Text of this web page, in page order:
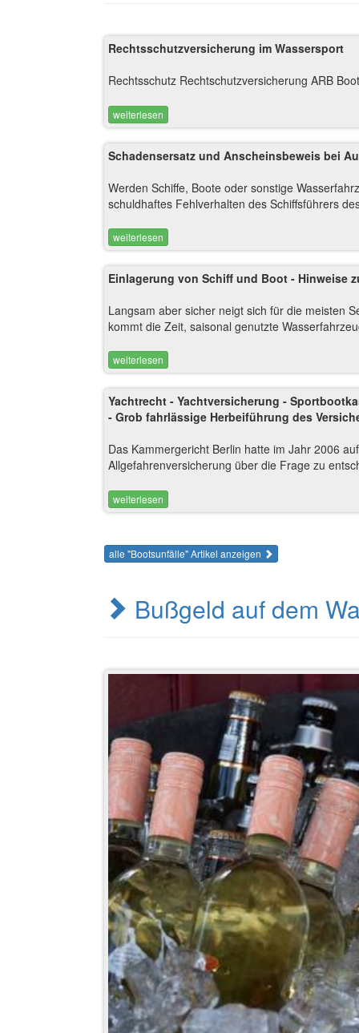
Rechtsschutzversicherung im Wassersport
Rechtsschutz Rechtschutzversicherung ARB
weiterlesen
Schadensersatz und Anscheinsbeweis bei
Werden Schiffe, Boote oder sonstige
schuldhaftes Fehlverhalten des Schiffsführers
weiterlesen
Einlagerung von Schiff und Boot - Hinweise
Langsam aber sicher neigt sich für die meisten
kommt die Zeit, saisonal genutzte
weiterlesen
Yachtrecht - Yachtversicherung -
- Grob fahrlässige Herbeiführung des
Das Kammergericht Berlin hatte im Jahr 2006
Allgefahrenversicherung über die Frage zu
weiterlesen
alle "Bootsunfälle" Artikel anzeigen
Bußgeld auf dem